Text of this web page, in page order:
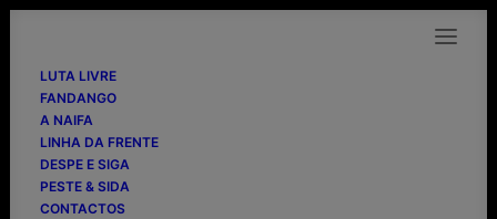
LUTA LIVRE
FANDANGO
A NAIFA
LINHA DA FRENTE
DESPE E SIGA
PESTE & SIDA
CONTACTOS
Diário de Notícias
27/02/2012